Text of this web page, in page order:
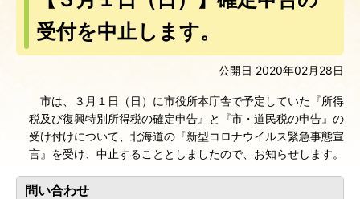
受付を中止します。
公開日 2020年02月28日
市は、３月１日（日）に市役所本庁舎で予定していた『所得
税及び復興特別所得税の確定申告』と『市・道民税の申告』の
受け付けについて、北海道の『新型コロナウイルス緊急事態宣
言』を受け、中止することとしましたので、お知らせします。
問い合わせ